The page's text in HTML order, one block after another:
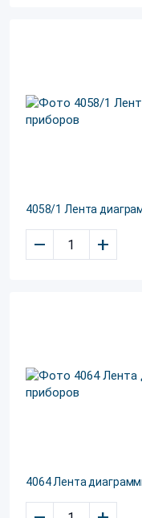
4058/1 Лента
– +
4064 Лента